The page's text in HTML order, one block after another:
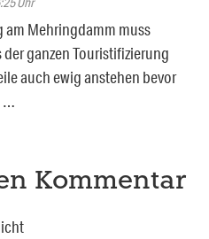
am Mehringdamm muss
ganzen Touristifizierung
auch ewig anstehen bevor
…
Kommentar